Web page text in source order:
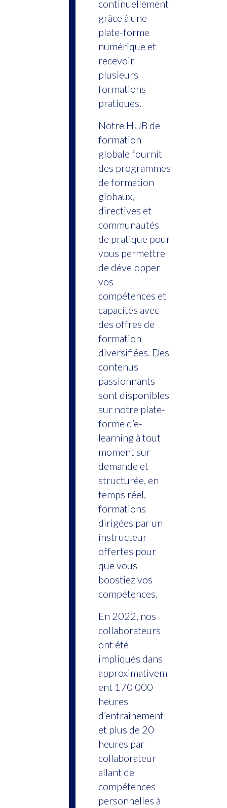
continuellement
grâce à une
plate-forme
numérique et
recevoir
plusieurs
formations
pratiques.
Notre HUB de
formation
globale fournit
des programmes
de formation
globaux,
directives et
communautés
de pratique pour
vous permettre
de développer
vos
compétences et
capacités avec
des offres de
formation
diversifiées. Des
contenus
passionnants
sont disponibles
sur notre plate-
forme d’e-
learning à tout
moment sur
demande et
structurée, en
temps réel,
formations
dirigées par un
instructeur
offertes pour
que vous
boostiez vos
compétences.
En 2022, nos
collaborateurs
ont été
impliqués dans
approximativem
ent 170 000
heures
d’entraînement
et plus de 20
heures par
collaborateur
allant de
compétences
personnelles à